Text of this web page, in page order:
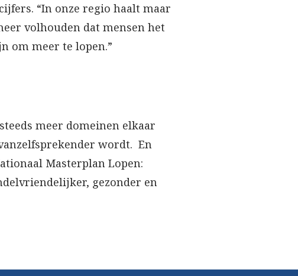
“In onze regio haalt maar
volhouden dat mensen het
om meer te lopen.”
meer domeinen elkaar
wordt. En
Masterplan Lopen:
gezonder en